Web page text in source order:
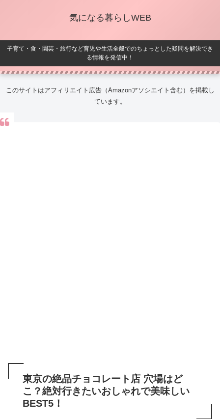
気になる暮らしWEB
子育て・食・園芸・旅行など育児や生活全般でのちょっとした疑問を解決でき
る情報を発信中！
このサイトはアフィリエイト広告（Amazonアソシエイト含む）を掲載し
ています。
東京の絶品チョコレート店 穴場はど
こ？絶対行きたいおしゃれで美味しい
BEST5！